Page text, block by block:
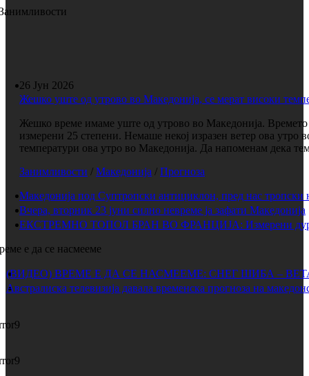
26 Јун 2026
Жешко уште од утрово во Македонија, се мерат високи
Жешко време имаме уште од утрово во Македонија. Времето
измерени 25 степени. Немаше некој изразен ветер ова
температури ова утро во Македонија. Да напоменам дека
Занимливости / Македонија / Прогноза
Македонија под Суптропски антициклон, пред нас тропски
Вчера, вторник 23 јуни силно невреме ја зафати Македонија
ЕКСТРЕМНО ТОПОЛ БРАН ВО ФРАНЦИЈА: Измерени дури
е да се насмееме
(ВИДЕО) ВРЕМЕ Е ДА СЕ НАСМЕЕМЕ: СНЕГ ШИБА –
Австралиска телевизија давала временска прогноза на